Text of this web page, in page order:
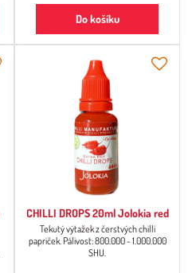
Do košíku
CHILLI DROPS 20ml Jolokia red
Tekutý výtažek z čerstvých chilli
papriček. Pálivost: 800.000 - 1.000.000
SHU.